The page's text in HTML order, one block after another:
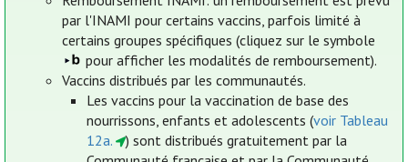
par l'INAMI pour certains vaccins, parfois limité à
certains groupes spécifiques (cliquez sur le symbole
pour afficher les modalités de remboursement).
Vaccins distribués par les communautés.
Les vaccins pour la vaccination de base des
nourrissons, enfants et adolescents (voir Tableau
12a.
) sont distribués gratuitement par la